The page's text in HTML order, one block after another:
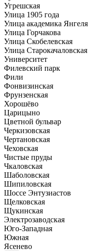
Угрешская
Улица 1905 года
Улица академика Янгеля
Улица Горчакова
Улица Скобелевская
Улица Старокачаловская
Университет
Филевский парк
Фили
Фонвизинская
Фрунзенская
Хорошёво
Царицыно
Цветной бульвар
Черкизовская
Чертановская
Чеховская
Чистые пруды
Чкаловская
Шаболовская
Шипиловская
Шоссе Энтузиастов
Щелковская
Щукинская
Электрозаводская
Юго-Западная
Южная
Ясенево